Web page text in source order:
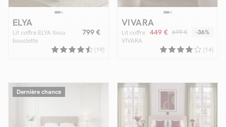
ELYA
Lit coffre ELYA tissu
bouclette
799 €
(19)
VIVARA
Lit coffre
VIVARA
449 € 699 € -36%
(14)
Dernière chance